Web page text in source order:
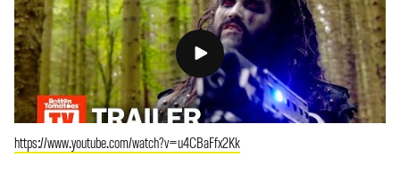
https://www.youtube.com/watch?v=u4CBaFfx2Kk